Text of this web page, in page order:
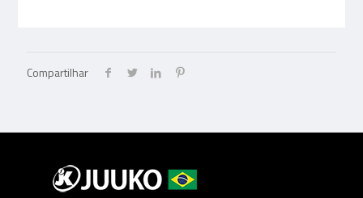
Compartilhar